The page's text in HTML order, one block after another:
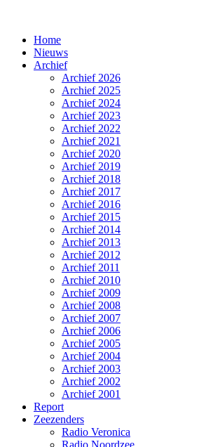
Home
Nieuws
Archief
Archief 2026
Archief 2025
Archief 2024
Archief 2023
Archief 2022
Archief 2021
Archief 2020
Archief 2019
Archief 2018
Archief 2017
Archief 2016
Archief 2015
Archief 2014
Archief 2013
Archief 2012
Archief 2011
Archief 2010
Archief 2009
Archief 2008
Archief 2007
Archief 2006
Archief 2005
Archief 2004
Archief 2003
Archief 2002
Archief 2001
Report
Zeezenders
Radio Veronica
Radio Noordzee